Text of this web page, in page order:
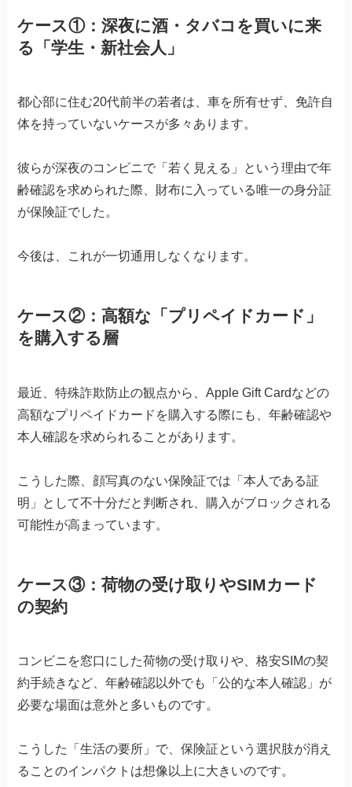
ケース①：深夜に酒・タバコを買いに来
る「学生・新社会人」
都心部に住む20代前半の若者は、車を所有せず、免許自
体を持っていないケースが多々あります。
彼らが深夜のコンビニで「若く見える」という理由で年
齢確認を求められた際、財布に入っている唯一の身分証
が保険証でした。
今後は、これが一切通用しなくなります。
ケース②：高額な「プリペイドカード」
を購入する層
最近、特殊詐欺防止の観点から、Apple Gift Cardなどの
高額なプリペイドカードを購入する際にも、年齢確認や
本人確認を求められることがあります。
こうした際、顔写真のない保険証では「本人である証
明」として不十分だと判断され、購入がブロックされる
可能性が高まっています。
ケース③：荷物の受け取りやSIMカード
の契約
コンビニを窓口にした荷物の受け取りや、格安SIMの契
約手続きなど、年齢確認以外でも「公的な本人確認」が
必要な場面は意外と多いものです。
こうした「生活の要所」で、保険証という選択肢が消え
ることのインパクトは想像以上に大きいのです。